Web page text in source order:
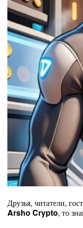
Друзья, читатели,
Arsho Crypto, то